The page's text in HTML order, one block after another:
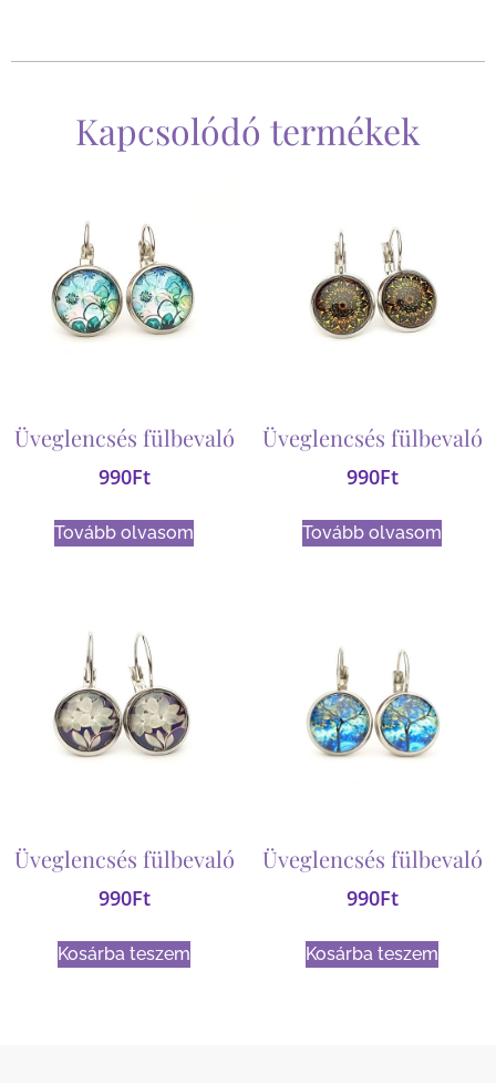
Kapcsolódó termékek
Üveglencsés fülbevaló
990Ft
Tovább olvasom
Üveglencsés fülbevaló
990Ft
Tovább olvasom
Üveglencsés fülbevaló
990Ft
Kosárba teszem
Üveglencsés fülbevaló
990Ft
Kosárba teszem